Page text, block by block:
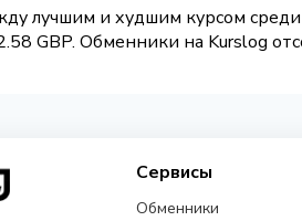
лучшим и худшим курсом
GBP. Обменники на Kurslog
Сервисы
Обменники